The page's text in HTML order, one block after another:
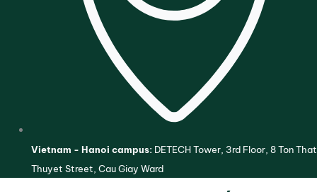
Vietnam - Hanoi campus:DETECH Tower, 3rd Floor, 8 Ton That
Thuyet Street, Cau Giay Ward